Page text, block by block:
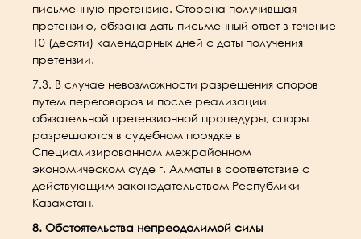
письменную претензию. Сторона получившая
претензию, обязана дать письменный ответ в течение
10 (десяти) календарных дней с даты получения
претензии.
7.3. В случае невозможности разрешения споров
путем переговоров и после реализации
обязательной претензионной процедуры, споры
разрешаются в судебном порядке в
Специализированном межрайонном
экономическом суде г. Алматы в соответствие с
действующим законодательством Республики
Казахстан.
8. Обстоятельства непреодолимой силы